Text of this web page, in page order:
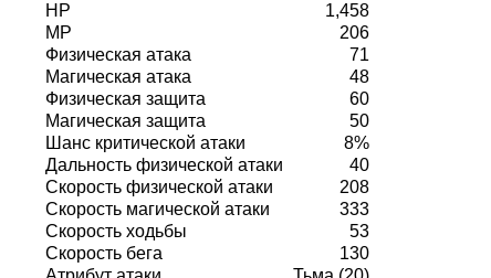
HP
1,458
MP
206
Физическая атака
71
Магическая атака
48
Физическая защита
60
Магическая защита
50
Шанс критической атаки
8%
Дальность физической атаки
40
Скорость физической атаки
208
Скорость магической атаки
333
Скорость ходьбы
53
Скорость бега
130